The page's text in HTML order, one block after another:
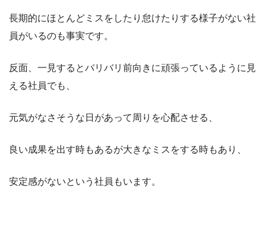
長期的にほとんどミスをしたり怠けたりする様子がない社
員がいるのも事実です。
反面、一見するとバリバリ前向きに頑張っているように見
える社員でも、
元気がなさそうな日があって周りを心配させる、
良い成果を出す時もあるが大きなミスをする時もあり、
安定感がないという社員もいます。